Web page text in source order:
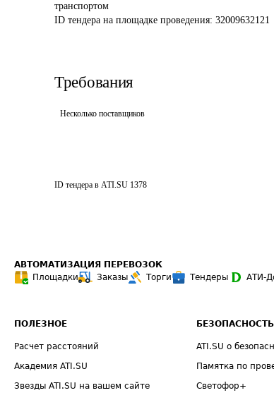
транспортом
ID тендера на площадке проведения: 32009632121
Требования
Несколько поставщиков
ID тендера в ATI.SU 1378
АВТОМАТИЗАЦИЯ ПЕРЕВОЗОК
Площадки
Заказы Торги Тендеры АТИ-
ПОЛЕЗНОЕ
Расчет расстояний
Академия ATI.SU
Звезды ATI.SU на вашем сайте
БЕЗОПАСНОСТЬ
ATI.SU о
Памятка по
Светофор+